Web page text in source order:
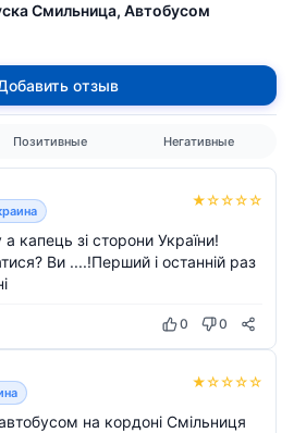
Смильница, Автобусом
отзыв
Позитивные Негативные
★☆☆☆☆
капець зі сторони України!
Ви ....!Перший і останній раз
0 0
★☆☆☆☆
на кордоні Смільниця